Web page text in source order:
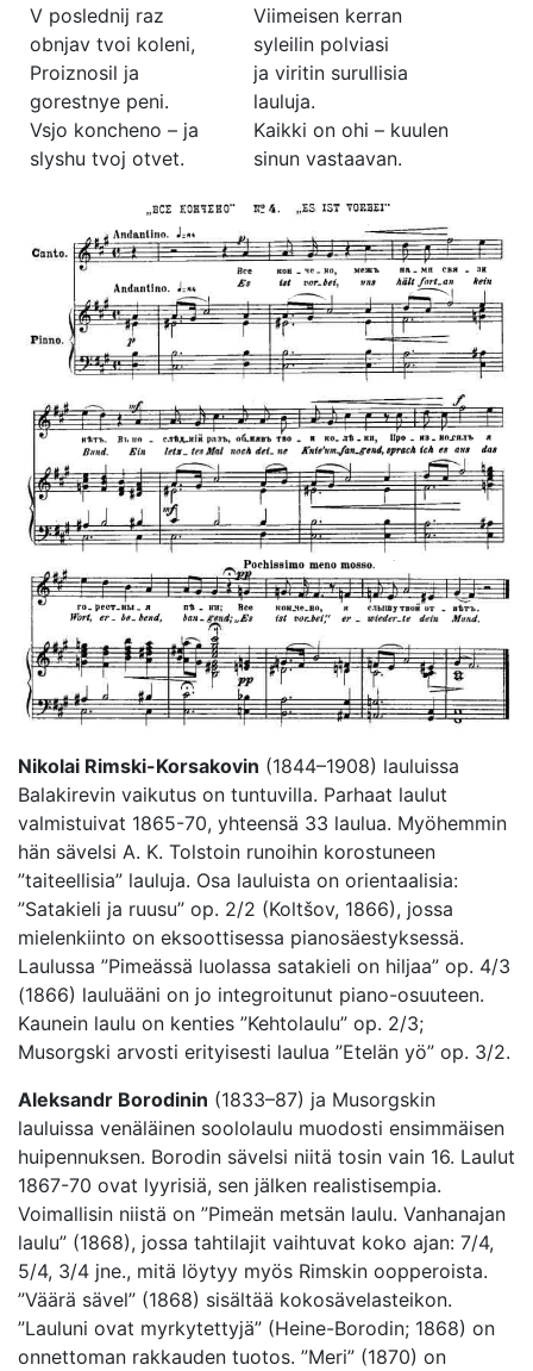
V poslednij raz
obnjav tvoi koleni,
Proiznosil ja
gorestnye peni.
Vsjo koncheno – ja
slyshu tvoj otvet.
Viimeisen kerran
syleilin polviasi
ja viritin surullisia
lauluja.
Kaikki on ohi – kuulen
sinun vastaavan.
Nikolai Rimski-Korsakovin (1844–1908) lauluissa
Balakirevin vaikutus on tuntuvilla. Parhaat laulut
valmistuivat 1865-70, yhteensä 33 laulua. Myöhemmin
hän sävelsi A. K. Tolstoin runoihin korostuneen
”taiteellisia” lauluja. Osa lauluista on orientaalisia:
”Satakieli ja ruusu” op. 2/2 (Koltšov, 1866), jossa
mielenkiinto on eksoottisessa pianosäestyksessä.
Laulussa ”Pimeässä luolassa satakieli on hiljaa” op. 4/3
(1866) lauluääni on jo integroitunut piano-osuuteen.
Kaunein laulu on kenties ”Kehtolaulu” op. 2/3;
Musorgski arvosti erityisesti laulua ”Etelän yö” op. 3/2.
Aleksandr Borodinin (1833–87) ja Musorgskin
lauluissa venäläinen soololaulu muodosti ensimmäisen
huipennuksen. Borodin sävelsi niitä tosin vain 16. Laulut
1867-70 ovat lyyrisiä, sen jälken realistisempia.
Voimallisin niistä on ”Pimeän metsän laulu. Vanhanajan
laulu” (1868), jossa tahtilajit vaihtuvat koko ajan: 7/4,
5/4, 3/4 jne., mitä löytyy myös Rimskin oopperoista.
”Väärä sävel” (1868) sisältää kokosävelasteikon.
”Lauluni ovat myrkytettyjä” (Heine-Borodin; 1868) on
onnettoman rakkauden tuotos. ”Meri” (1870) on